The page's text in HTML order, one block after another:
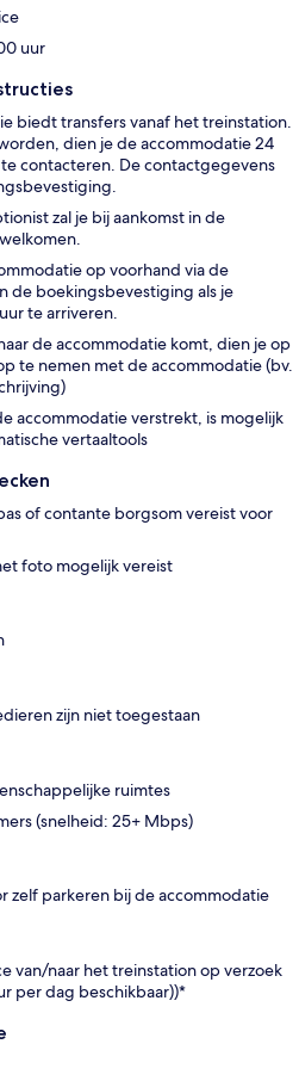
uur
biedt transfers vanaf het treinstation.
dien je de accommodatie 24
contacteren. De contactgegevens
zal je bij aankomst in de
op voorhand via de
de boekingsbevestiging als je
te arriveren.
de accommodatie komt, dien je op
te nemen met de accommodatie (bv.
accommodatie verstrekt, is mogelijk
vertaaltools
of contante borgsom vereist voor
foto mogelijk vereist
zijn niet toegestaan
ruimtes
(snelheid: 25+ Mbps)
zelf parkeren bij de accommodatie
van/naar het treinstation op verzoek
per dag beschikbaar))*